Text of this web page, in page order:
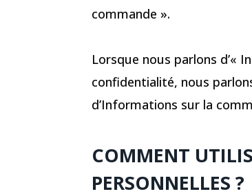
commande ».
Lorsque nous parlons d’«
confidentialité, nous
d’Informations sur la
COMMENT
PERSONNELLES ?